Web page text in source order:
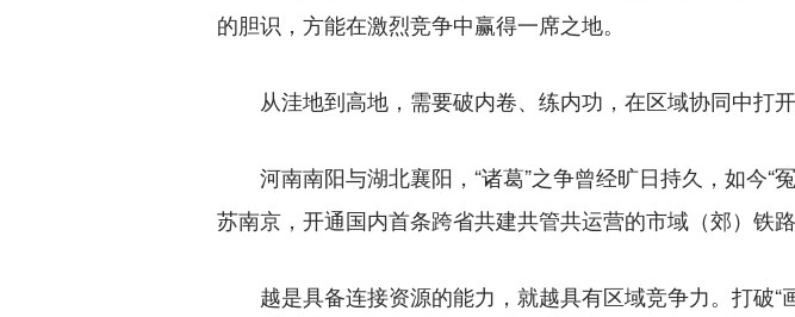
的胆识，方能在激烈竞争中赢得一席之地。
从洼地到高地，需要破内卷、练内功，在区域协同中打开
河南南阳与湖北襄阳，“诸葛”之争曾经旷日持久，如今“
苏南京，开通国内首条跨省共建共管共运营的市域（郊）铁
越是具备连接资源的能力，就越具有区域竞争力。打破“